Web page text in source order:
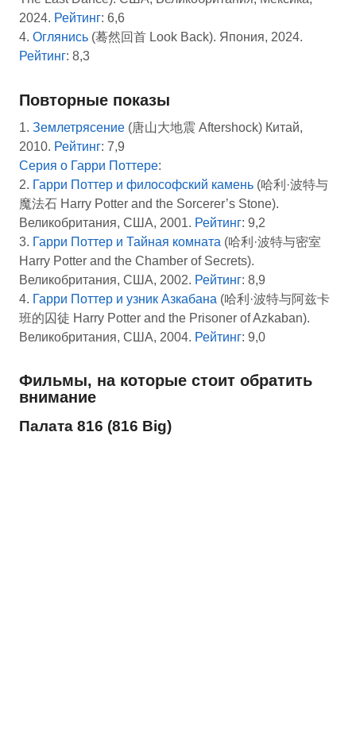
2024. Рейтинг: 6,6
4. Оглянись (蓦然回首 Look Back). Япония, 2024.
Рейтинг: 8,3
Повторные показы
1. Землетрясение (唐山大地震 Aftershock) Китай,
2010. Рейтинг: 7,9
Серия о Гарри Поттере:
2. Гарри Поттер и философский камень (哈利·波特与
魔法石 Harry Potter and the Sorcerer’s Stone).
Великобритания, США, 2001. Рейтинг: 9,2
3. Гарри Поттер и Тайная комната (哈利·波特与密室
Harry Potter and the Chamber of Secrets).
Великобритания, США, 2002. Рейтинг: 8,9
4. Гарри Поттер и узник Азкабана (哈利·波特与阿兹卡
班的囚徒 Harry Potter and the Prisoner of Azkaban).
Великобритания, США, 2004. Рейтинг: 9,0
Фильмы, на которые стоит обратить
внимание
Палата 816 (816 Big)